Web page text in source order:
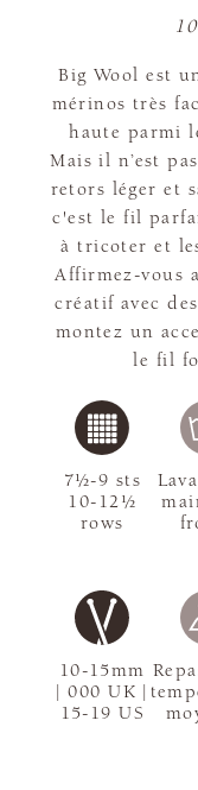
Big Wool est
mérinos très
haute parmi
Mais il n’est
retors léger et
c'est le fil
à tricoter et
Affirmez-vous
créatif avec
montez un
le fil
10-15mm
| 000 UK |
15-19 US
7½-9 sts
10-12½
rows